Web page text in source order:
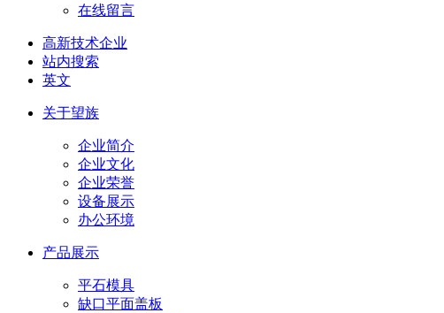
在线留言
高新技术企业
站内搜索
英文
关于望族
企业简介
企业文化
企业荣誉
设备展示
办公环境
产品展示
平石模具
缺口平面盖板